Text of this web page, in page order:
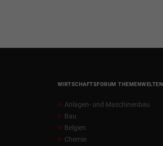
WIRTSCHAFTSFORUM THEMENWELTEN
Anlagen- und Maschinenbau
Bau
Belgien
Chemie